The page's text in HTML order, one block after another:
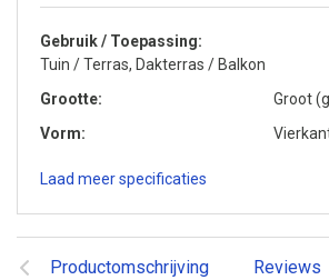
Productomschrijving Reviews
Gebruik / Toepassing
Tuin / Terras, Dakterras / Balkon
Grootte
Groot
Vorm
Laad meer specificaties